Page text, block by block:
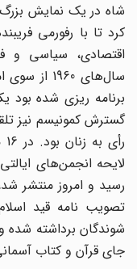
شاه در یک نمایش بزرگ
کرد تا با رفورمى
اقتصادى، سیاسى و
سال‌هاى 1960
برنامه ریزى شده بود
گسترش کمونیسم نیز
لایحه انجمن‌هاى
رسید و امروز منتشر
تصویب نامه قید
شوندگان برداشته شده
جاى قرآن و کتاب